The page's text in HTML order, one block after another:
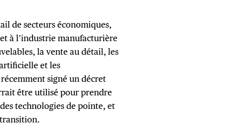
de secteurs économiques,
à l’industrie manufacturière
la vente au détail, les
et les
signé un décret
être utilisé pour prendre
technologies de pointe, et